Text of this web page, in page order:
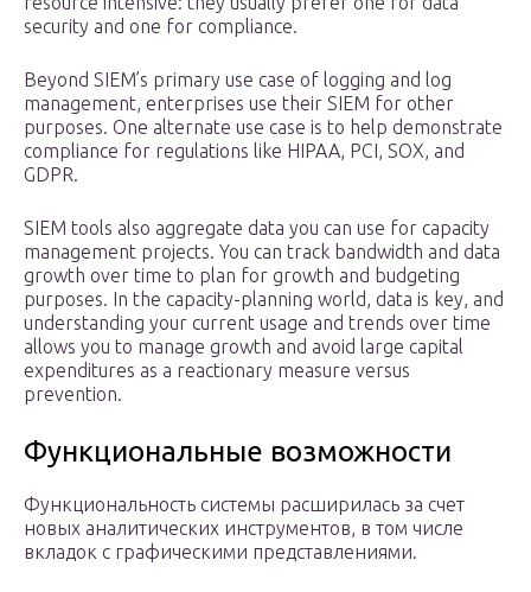
security and one for compliance.
Beyond SIEM’s primary use case of logging and log
management, enterprises use their SIEM for other
purposes. One alternate use case is to help demonstrate
compliance for regulations like HIPAA, PCI, SOX, and
GDPR.
SIEM tools also aggregate data you can use for capacity
management projects. You can track bandwidth and data
growth over time to plan for growth and budgeting
purposes. In the capacity-planning world, data is key, and
understanding your current usage and trends over time
allows you to manage growth and avoid large capital
expenditures as a reactionary measure versus
prevention.
Функциональные возможности
Функциональность системы расширилась за счет
новых аналитических инструментов, в том числе
вкладок с графическими представлениями.